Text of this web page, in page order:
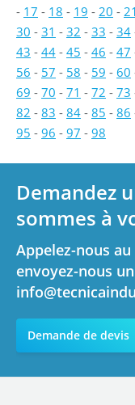
- 17 - 18 - 19 - 20 - 21
30 - 31 - 32 - 33 - 34
43 - 44 - 45 - 46 - 47
56 - 57 - 58 - 59 - 60
69 - 70 - 71 - 72 - 73
82 - 83 - 84 - 85 - 86
95 - 96 - 97 - 98
Demandez
sommes à
Appelez-nous au
envoyez-nous
Demande de devis